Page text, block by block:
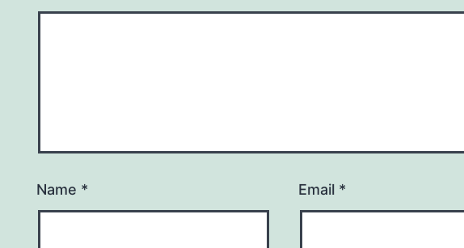
Name * Email *